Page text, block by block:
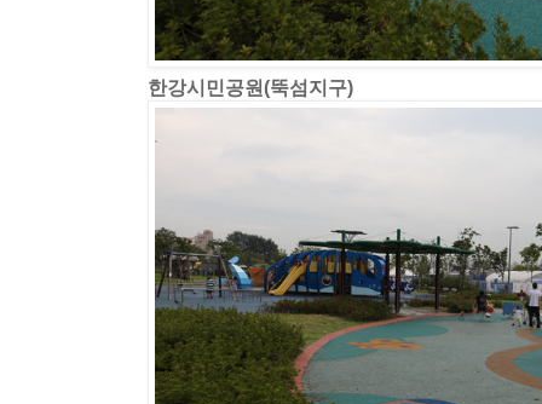
한강시민공원(뚝섬지구)